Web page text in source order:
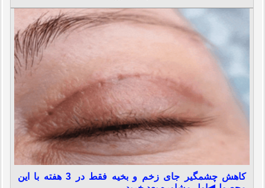
کاهش چشمگیر جای زخم و بخیه فقط در 3 هفته با این